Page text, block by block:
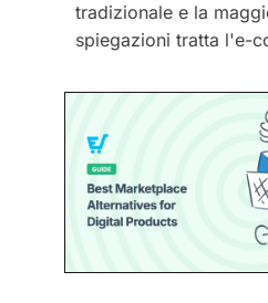
tradizionale e la
spiegazioni tratta l'e-